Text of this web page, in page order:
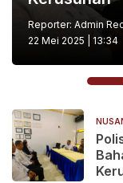
Reporter: Admin
22 Mei 2025 | 13:34